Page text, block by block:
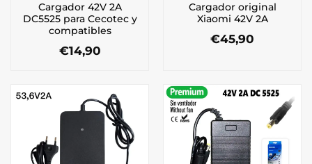
Cargador 42V 2A
DC5525 para Cecotec y
compatibles
€14,90
Cargador original
Xiaomi 42V 2A
€45,90